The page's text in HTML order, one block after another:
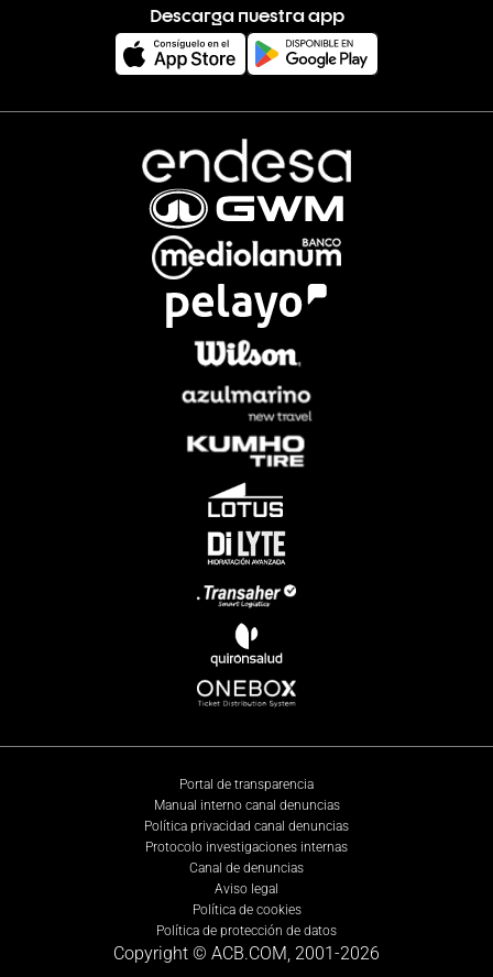
Descarga nuestra app
Portal de transparencia
Manual interno canal denuncias
Política privacidad canal denuncias
Protocolo investigaciones internas
Canal de denuncias
Aviso legal
Política de cookies
Política de protección de datos
Copyright © ACB.COM, 2001-2026